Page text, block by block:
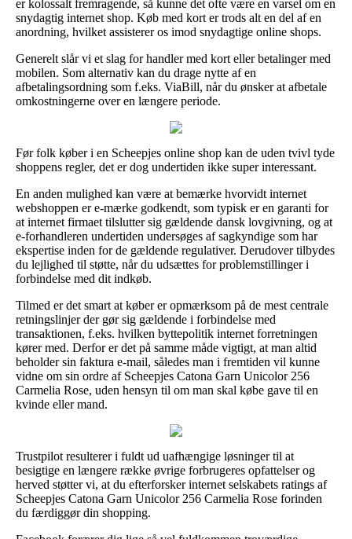
er kolossalt fremragende, så kunne det ofte være en varsel om en
snydagtig internet shop. Køb med kort er trods alt en del af en
anordning, hvilket assisterer os imod snydagtige online shops.
Generelt slår vi et slag for handler med kort eller betalinger med
mobilen. Som alternativ kan du drage nytte af en
afbetalingsordning som f.eks. ViaBill, når du ønsker at afbetale
omkostningerne over en længere periode.
Før folk køber i en Scheepjes online shop kan de uden tvivl tyde
shoppens regler, det er dog undertiden ikke super interessant.
En anden mulighed kan være at bemærke hvorvidt internet
webshoppen er e-mærke godkendt, som typisk er en garanti for
at internet firmaet tilslutter sig gældende dansk lovgivning, og at
e-forhandleren undertiden undersøges af sagkyndige som har
ekspertise inden for de gældende regulativer. Derudover tilbydes
du lejlighed til støtte, når du udsættes for problemstillinger i
forbindelse med dit indkøb.
Tilmed er det smart at køber er opmærksom på de mest centrale
retningslinjer der gør sig gældende i forbindelse med
transaktionen, f.eks. hvilken byttepolitik internet forretningen
kører med. Derfor er det på samme måde vigtigt, at man altid
beholder sin faktura e-mail, således man i fremtiden vil kunne
vidne om sin ordre af Scheepjes Catona Garn Unicolor 256
Carmelia Rose, uden hensyn til om man skal købe gave til en
kvinde eller mand.
Trustpilot resulterer i fuldt ud uafhængige løsninger til at
besigtige en længere række øvrige forbrugeres opfattelser og
herved støtter vi, at du efterforsker internet selskabets ratings af
Scheepjes Catona Garn Unicolor 256 Carmelia Rose forinden
du færdiggør din shopping.